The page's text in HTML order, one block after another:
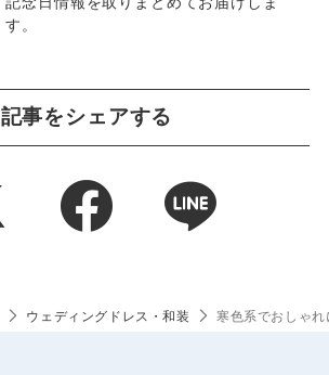
す。
記事をシェアする
ウェディングドレス・和装 寒色系でおしゃ